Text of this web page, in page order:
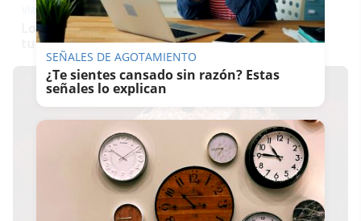
Viaja sin visado
Los pasaportes que más puertas abren ¿está el
tuyo?
SEÑALES DE AGOTAMIENTO
¿Te sientes cansado sin razón? Estas
señales lo explican